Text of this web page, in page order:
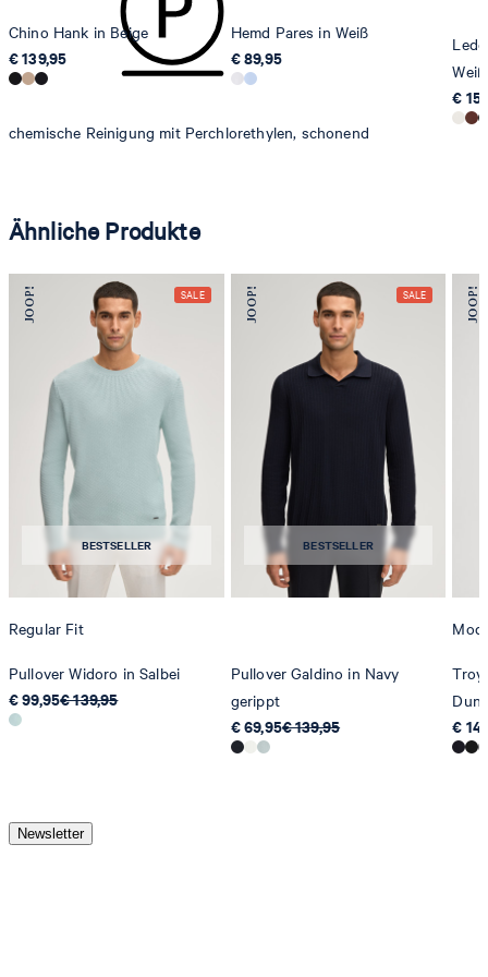
chemische Reinigung mit Perchlorethylen, schonend
Chino Hank in Beige
€ 139,95
Hemd Pares in Weiß
€ 89,95
Weiß
€
Ähnliche Produkte
BESTSELLER
Regular Fit
Pullover Widoro in Salbei
€ 99,95€ 139,95
BESTSELLER
Pullover Galdino in Navy
gerippt
€ 69,95€ 139,95
€
Newsletter